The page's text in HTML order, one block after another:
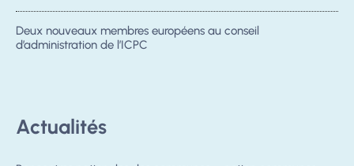
Deux nouveaux membres européens au conseil
d’administration de l’ICPC
Actualités